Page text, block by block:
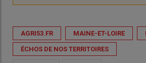
AGRI53.FR MAINE-ET-LOIRE
ÉCHOS DE NOS TERRITOIRES